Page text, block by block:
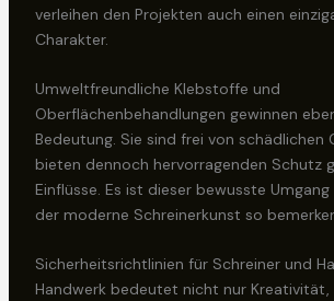
verleihen den Projekten auch einen
Charakter.
Umweltfreundliche Klebstoffe und
Oberflächenbehandlungen gewinnen
Bedeutung. Sie sind frei von schädlichen
bieten dennoch hervorragenden Schutz
Einflüsse. Es ist dieser bewusste
der moderne Schreinerkunst so
Sicherheitsrichtlinien für Schreiner und
Handwerk bedeutet nicht nur Kreativität,